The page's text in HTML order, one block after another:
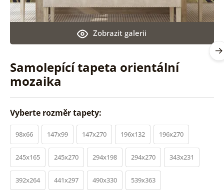
Samolepící tapeta orientální
mozaika
Zobrazit galerii
Vyberte rozměr tapety:
98x66 147x99 147x270 196x132 196x270
245x165 245x270 294x198 294x270 343x231
392x264 441x297 490x330 539x363